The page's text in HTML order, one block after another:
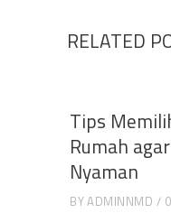
RELATED
Tips
Rumah
Nyaman
BYADMINNMD